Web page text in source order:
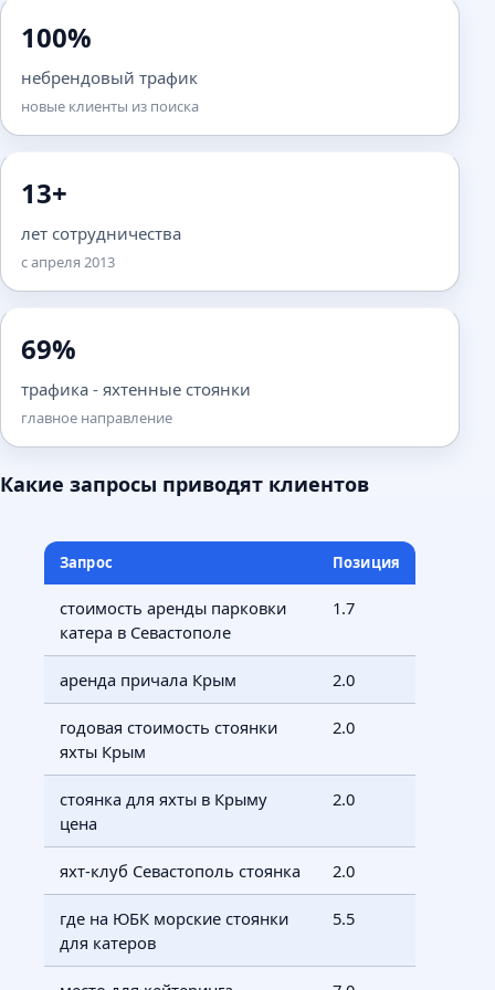
100%
небрендовый трафик
новые клиенты из поиска
13+
лет сотрудничества
с апреля 2013
69%
трафика - яхтенные стоянки
главное направление
Какие запросы приводят клиентов
Запрос Позиция
стоимость аренды парковки
катера в Севастополе
1.7
аренда причала Крым 2.0
годовая стоимость стоянки
яхты Крым
2.0
стоянка для яхты в Крыму
цена
2.0
яхт-клуб Севастополь стоянка 2.0
где на ЮБК морские стоянки
для катеров
5.5